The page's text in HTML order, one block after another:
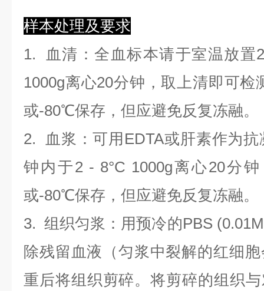
样本处理及要求
1.
血清 ：全血标本请于室温放
1000g离心20分钟，取上清即可
或-80℃保存，但应避免反复冻融。
2.
血浆 ：可用EDTA或肝素作为
钟内于2 - 8°C 1000g离心20分
或-80℃保存，但应避免反复冻融。
3.组织匀浆 ：用预冷的PBS
除残留血液（匀浆中裂解的红细
重后将组织剪碎。将剪碎的组织